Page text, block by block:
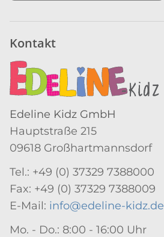
Kontakt
Edeline Kidz GmbH
Hauptstraße 215
09618 Großhartmannsdorf
Tel.: +49 (0) 37329 7388000
Fax: +49 (0) 37329 7388009
E-Mail: info@edeline-kidz.de
Mo. - Do.: 8:00 - 16:00 Uhr